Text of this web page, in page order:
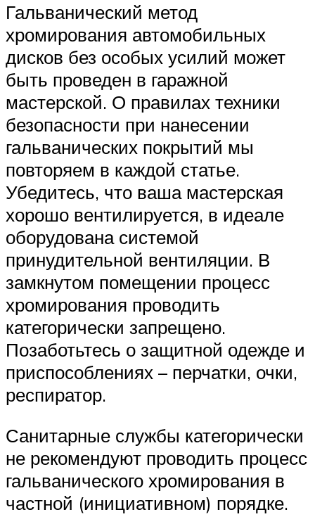
Гальванический метод
хромирования автомобильных
дисков без особых усилий может
быть проведен в гаражной
мастерской. О правилах техники
безопасности при нанесении
гальванических покрытий мы
повторяем в каждой статье.
Убедитесь, что ваша мастерская
хорошо вентилируется, в идеале
оборудована системой
принудительной вентиляции. В
замкнутом помещении процесс
хромирования проводить
категорически запрещено.
Позаботьтесь о защитной одежде и
приспособлениях – перчатки, очки,
респиратор.
Санитарные службы категорически
не рекомендуют проводить процесс
гальванического хромирования в
частной (инициативном) порядке.